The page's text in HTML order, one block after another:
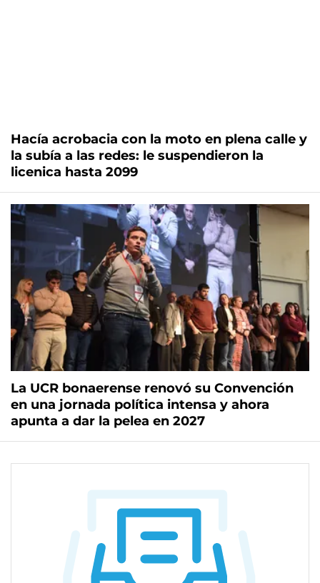
Hacía acrobacia con la moto en plena calle y
la subía a las redes: le suspendieron la
licenica hasta 2099
La UCR bonaerense renovó su Convención
en una jornada política intensa y ahora
apunta a dar la pelea en 2027